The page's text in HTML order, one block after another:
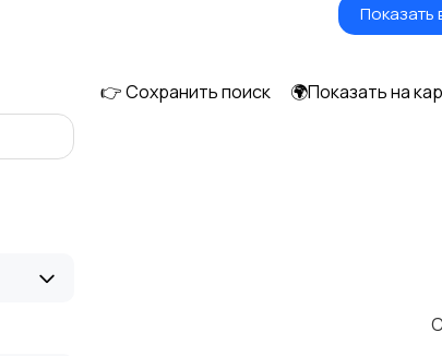
Мультиварки и
Кухонные комбайны,
Показать
👉 Сохранить поиск 🌍Показать на